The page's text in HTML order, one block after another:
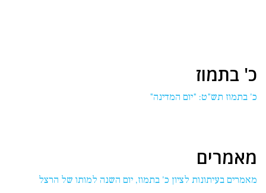
כ' בתמוז
כ' בתמוז תש"ט: "יום המדינה"
מאמרים
מאמרים בעיתונות לציון כ' בתמוז, יום השנה למותו של הרצל